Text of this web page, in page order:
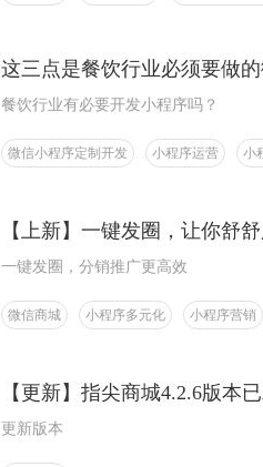
这三点是餐饮行业必须要做
餐饮行业有必要开发小程序吗？
微信小程序定制开发 小程序运营 小
【上新】一键发圈，让你舒
一键发圈，分销推广更高效
微信商城 小程序多元化 小程序营销
【更新】指尖商城4.2.6版本
更新版本